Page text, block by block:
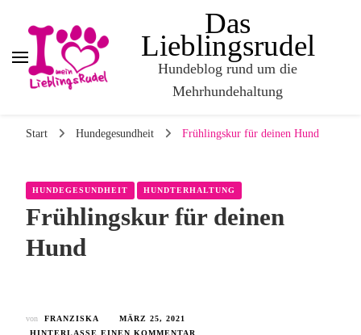
Das
Lieblingsrudel
Hundeblog rund um die
Mehrhundehaltung
Start Hundegesundheit Frühlingskur für deinen Hund
HUNDEGESUNDHEIT HUNDTERHALTUNG
Frühlingskur für deinen
Hund
von FRANZISKA
MÄRZ 25, 2021
HINTERLASSE EINEN KOMMENTAR